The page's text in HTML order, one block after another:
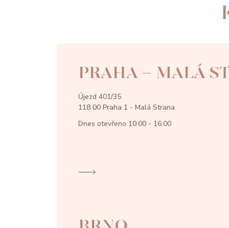
PRAHA - MALÁ
Újezd 401/35
118 00 Praha 1 - Malá Strana
Dnes otevřeno 10:00 - 16:00